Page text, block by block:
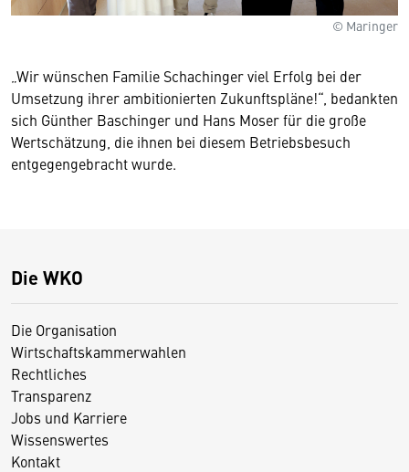
© Maringer
„Wir wünschen Familie Schachinger viel Erfolg bei der
Umsetzung ihrer ambitionierten Zukunftspläne!“, bedankten
sich Günther Baschinger und Hans Moser für die große
Wertschätzung, die ihnen bei diesem Betriebsbesuch
entgegengebracht wurde.
Die WKO
Die Organisation
Wirtschaftskammerwahlen
Rechtliches
Transparenz
Jobs und Karriere
Wissenswertes
Kontakt